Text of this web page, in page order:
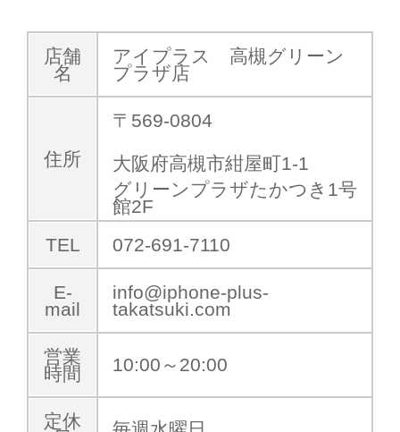
店舗
名
アイプラス 高槻グリーン
プラザ店
住所
〒569-0804
大阪府高槻市紺屋町1-1
グリーンプラザたかつき1号
館2F
TEL
072-691-7110
E-
mail
info@iphone-plus-
takatsuki.com
営業
時間
10:00～20:00
定休